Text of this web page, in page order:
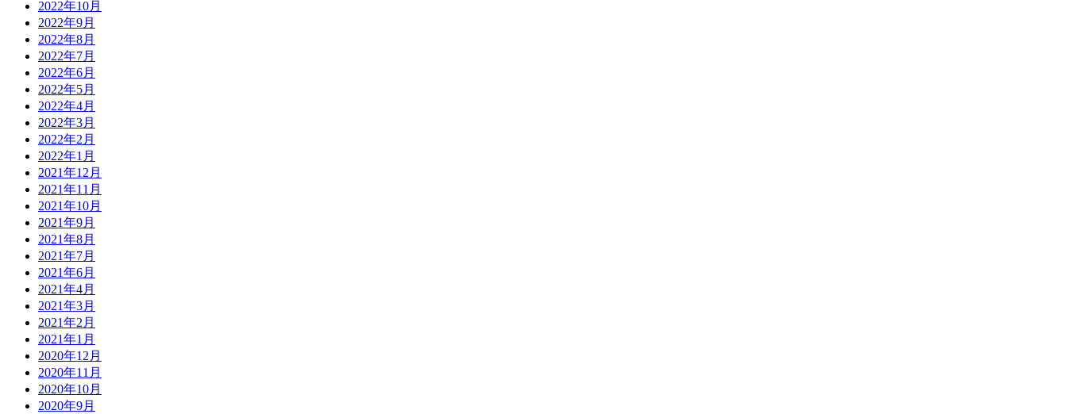
2022年10月
2022年9月
2022年8月
2022年7月
2022年6月
2022年5月
2022年4月
2022年3月
2022年2月
2022年1月
2021年12月
2021年11月
2021年10月
2021年9月
2021年8月
2021年7月
2021年6月
2021年4月
2021年3月
2021年2月
2021年1月
2020年12月
2020年11月
2020年10月
2020年9月